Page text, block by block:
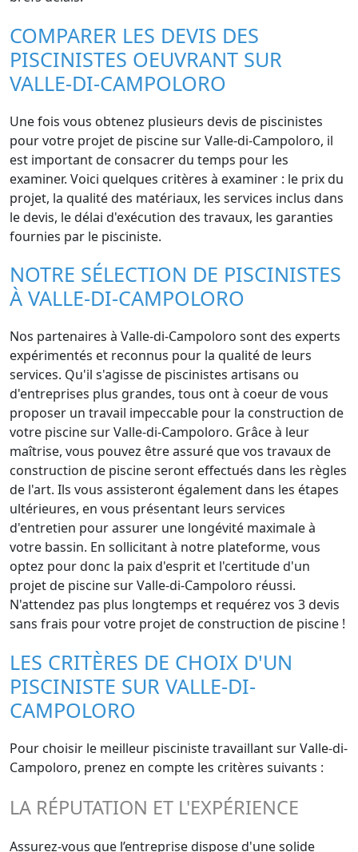
COMPARER LES DEVIS DES
PISCINISTES OEUVRANT SUR
VALLE-DI-CAMPOLORO
Une fois vous obtenez plusieurs devis de piscinistes
pour votre projet de piscine sur Valle-di-Campoloro, il
est important de consacrer du temps pour les
examiner. Voici quelques critères à examiner : le prix du
projet, la qualité des matériaux, les services inclus dans
le devis, le délai d'exécution des travaux, les garanties
fournies par le pisciniste.
NOTRE SÉLECTION DE PISCINISTES
À VALLE-DI-CAMPOLORO
Nos partenaires à Valle-di-Campoloro sont des experts
expérimentés et reconnus pour la qualité de leurs
services. Qu'il s'agisse de piscinistes artisans ou
d'entreprises plus grandes, tous ont à coeur de vous
proposer un travail impeccable pour la construction de
votre piscine sur Valle-di-Campoloro. Grâce à leur
maîtrise, vous pouvez être assuré que vos travaux de
construction de piscine seront effectués dans les règles
de l'art. Ils vous assisteront également dans les étapes
ultérieures, en vous présentant leurs services
d'entretien pour assurer une longévité maximale à
votre bassin. En sollicitant à notre plateforme, vous
optez pour donc la paix d'esprit et l'certitude d'un
projet de piscine sur Valle-di-Campoloro réussi.
N'attendez pas plus longtemps et requérez vos 3 devis
sans frais pour votre projet de construction de piscine !
LES CRITÈRES DE CHOIX D'UN
PISCINISTE SUR VALLE-DI-
CAMPOLORO
Pour choisir le meilleur pisciniste travaillant sur Valle-di-
Campoloro, prenez en compte les critères suivants :
LA RÉPUTATION ET L'EXPÉRIENCE
Assurez-vous que l’entreprise dispose d'une solide